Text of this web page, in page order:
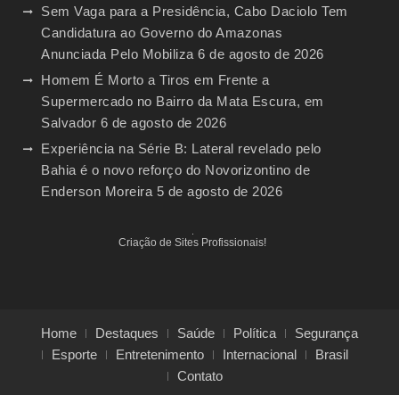
Sem Vaga para a Presidência, Cabo Daciolo Tem
Candidatura ao Governo do Amazonas
Anunciada Pelo Mobiliza 6 de agosto de 2026
Homem É Morto a Tiros em Frente a
Supermercado no Bairro da Mata Escura, em
Salvador 6 de agosto de 2026
Experiência na Série B: Lateral revelado pelo
Bahia é o novo reforço do Novorizontino de
Enderson Moreira 5 de agosto de 2026
Criação de Sites Profissionais!
Home Destaques Saúde Política
Segurança
Esporte
Entretenimento Internacional
Brasil
Contato